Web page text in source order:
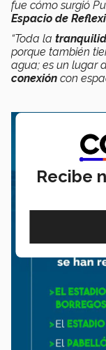
fue cómo surgió
Espacio de
“Toda la
porque también
agua; es un lugar
conexión con
Recibe